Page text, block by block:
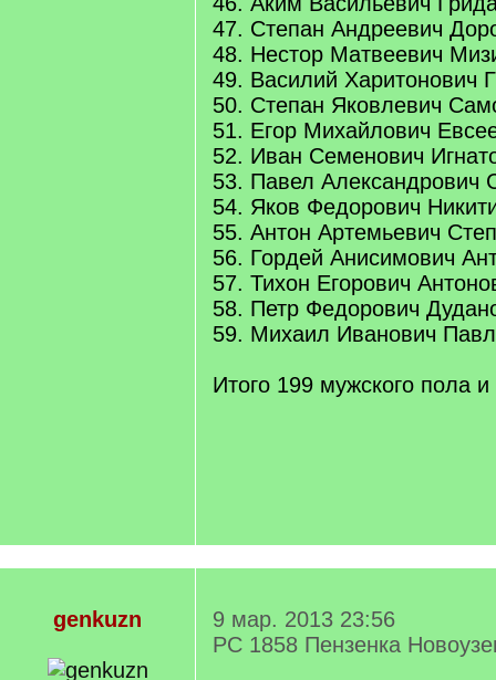
47. Степан Андреевич
48. Нестор Матвеевич
49. Василий Харитонович
50. Степан Яковлевич
51. Егор Михайлович
52. Иван Семенович
53. Павел Александрович
54. Яков Федорович
55. Антон Артемьевич
56. Гордей Анисимович
57. Тихон Егорович
58. Петр Федорович
59. Михаил Иванович
Итого 199 мужского пола и
genkuzn
9 мар. 2013 23:56
РС 1858 Пензенка